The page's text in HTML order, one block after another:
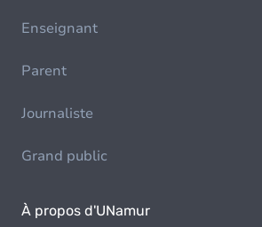
Enseignant
Parent
Journaliste
Grand public
À propos d'UNamur